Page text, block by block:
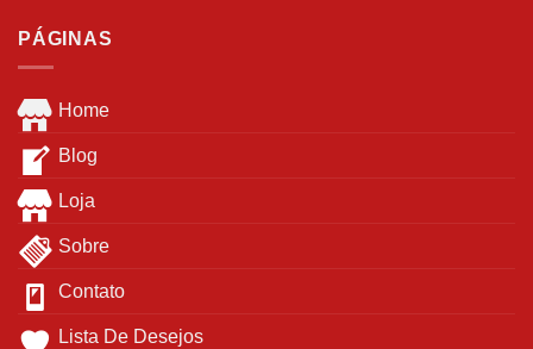
PÁGINAS
Home
Blog
Loja
Sobre
Contato
Lista De Desejos